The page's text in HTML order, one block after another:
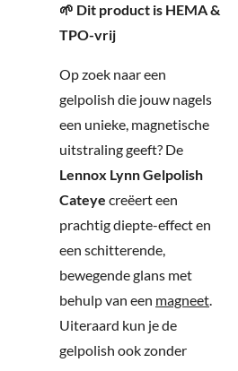
🌱 Dit product is HEMA &
TPO-vrij
Op zoek naar een
gelpolish die jouw nagels
een unieke, magnetische
uitstraling geeft? De
Lennox Lynn Gelpolish
Cateye creëert een
prachtig diepte-effect en
een schitterende,
bewegende glans met
behulp van een magneet.
Uiteraard kun je de
gelpolish ook zonder